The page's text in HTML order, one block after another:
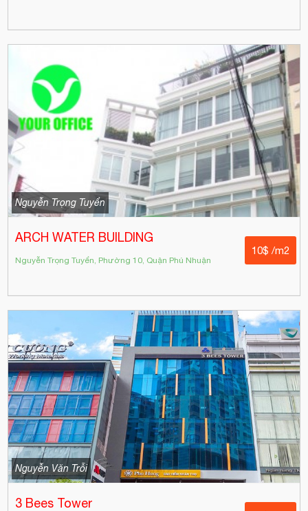
Nguyễn Trọng Tuyển
ARCH WATER BUILDING
Nguyễn Trọng Tuyển, Phường 10, Quận Phú Nhuận
10$ /m2
Nguyễn Văn Trỗi
3 Bees Tower